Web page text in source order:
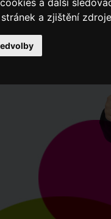
a zjištění
Výroční